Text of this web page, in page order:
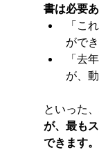
書は必要あ
「こ
がで
「去
が、
といった、
が、最も
できます。